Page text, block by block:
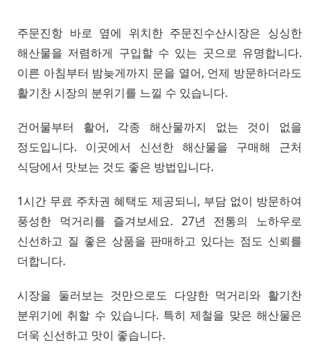
주문진항 바로 옆에 위치한 주문진수산시장은 싱싱한
해산물을 저렴하게 구입할 수 있는 곳으로 유명합니다.
이른 아침부터 밤늦게까지 문을 열어, 언제 방문하더라도
활기찬 시장의 분위기를 느낄 수 있습니다.
건어물부터 활어, 각종 해산물까지 없는 것이 없을
정도입니다. 이곳에서 신선한 해산물을 구매해 근처
식당에서 맛보는 것도 좋은 방법입니다.
1시간 무료 주차권 혜택도 제공되니, 부담 없이 방문하여
풍성한 먹거리를 즐겨보세요. 27년 전통의 노하우로
신선하고 질 좋은 상품을 판매하고 있다는 점도 신뢰를
더합니다.
시장을 둘러보는 것만으로도 다양한 먹거리와 활기찬
분위기에 취할 수 있습니다. 특히 제철을 맞은 해산물은
더욱 신선하고 맛이 좋습니다.